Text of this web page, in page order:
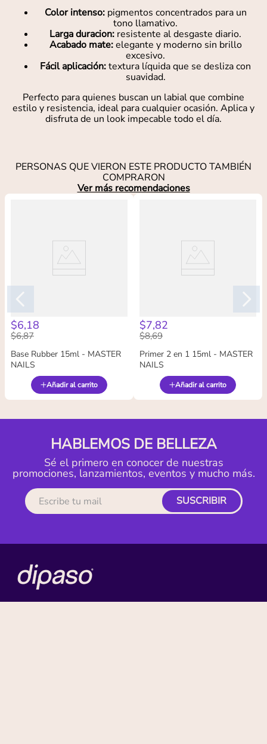
Color intenso:pigmentos concentrados para un
tono llamativo.
Larga duracion: resistente al desgaste diario.
Acabado mate:elegante y moderno sin brillo
excesivo.
Fácil aplicación:textura líquida que se desliza con
suavidad.
Perfecto para quienes buscan un labial que combine
estilo y resistencia, ideal para cualquier ocasión. Aplica y
disfruta de un look impecable todo el día.
PERSONAS QUE VIERON ESTE PRODUCTO TAMBIÉN
COMPRARON
Ver más recomendaciones
$6,18
$6,87
Base Rubber 15ml - MASTER
NAILS
Añadir al carrito
$7,82
$8,69
Primer 2 en 1 15ml - MASTER
NAILS
Añadir al carrito
HABLEMOS DE BELLEZA
Sé el primero en conocer de nuestras
promociones, lanzamientos, eventos y mucho más.
SUSCRIBIR